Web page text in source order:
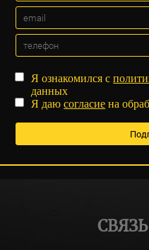
Я ознакомился с
данных
Я даюсогласие на